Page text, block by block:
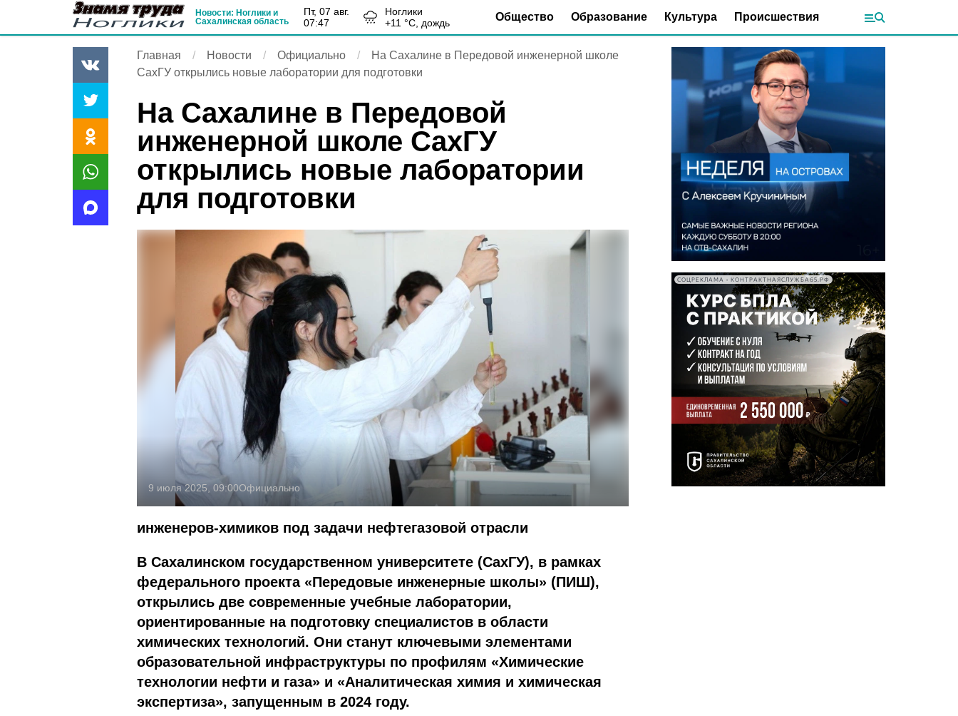
Новости: Ноглики и
Сахалинская область
пт, 07 авг.
07:47
Ноглики
+11 °С, дождь Общество Образование Культура Происшествия
Главная Новости Официально
На Сахалине в Передовой инженерной школе
СахГУ открылись новые лаборатории для подготовки
На Сахалине в Передовой
инженерной школе СахГУ
открылись новые лаборатории
для подготовки
9 июля 2025, 09:00Официально
инженеров-химиков под задачи нефтегазовой отрасли
В Сахалинском государственном университете (СахГУ), в рамках
федерального проекта «Передовые инженерные школы» (ПИШ),
открылись две современные учебные лаборатории,
ориентированные на подготовку специалистов в области
химических технологий. Они станут ключевыми элементами
образовательной инфраструктуры по профилям «Химические
технологии нефти и газа» и «Аналитическая химия и химическая
экспертиза», запущенным в 2024 году.
СОЦРЕКЛАМА • КОНТРАКТНАЯСЛУЖБА65.РФ